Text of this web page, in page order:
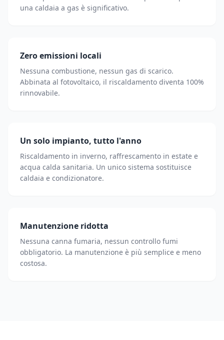
una caldaia a gas è significativo.
Zero emissioni locali
Nessuna combustione, nessun gas di scarico.
Abbinata al fotovoltaico, il riscaldamento diventa 100%
rinnovabile.
Un solo impianto, tutto l'anno
Riscaldamento in inverno, raffrescamento in estate e
acqua calda sanitaria. Un unico sistema sostituisce
caldaia e condizionatore.
Manutenzione ridotta
Nessuna canna fumaria, nessun controllo fumi
obbligatorio. La manutenzione è più semplice e meno
costosa.